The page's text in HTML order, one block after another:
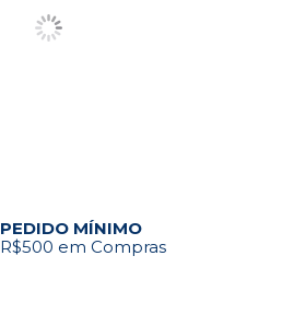
PEDIDO MÍNIMO
R$500 em Compras